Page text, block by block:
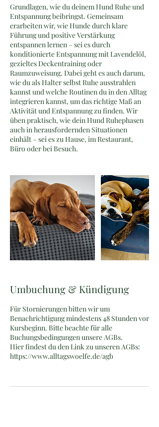
Grundlagen, wie du deinem Hund Ruhe und
Entspannung beibringst. Gemeinsam
erarbeiten wir, wie Hunde durch klare
Führung und positive Verstärkung
entspannen lernen – sei es durch
konditionierte Entspannung mit Lavendelöl,
gezieltes Deckentraining oder
Raumzuweisung. Dabei geht es auch darum,
wie du als Halter selbst Ruhe ausstrahlen
kannst und welche Routinen du in den Alltag
integrieren kannst, um das richtige Maß an
Aktivität und Entspannung zu finden. Wir
üben praktisch, wie dein Hund Ruhephasen
auch in herausfordernden Situationen
einhält – sei es zu Hause, im Restaurant,
Büro oder bei Besuch.
Umbuchung & Kündigung
Für Stornierungen bitten wir um
Benachrichtigung mindestens 48 Stunden vor
Kursbeginn. Bitte beachte für alle
Buchungsbedingungen unsere AGBs.
Hier findest du den Link zu unseren AGBs:
https://www.alltagswoelfe.de/agb